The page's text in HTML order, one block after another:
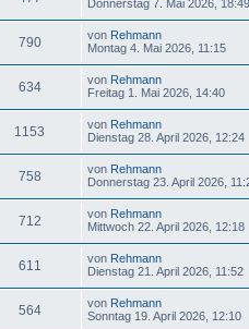
Donnerstag 7. Mai 2026, 18:49
790 von Rehmann
Montag 4. Mai 2026, 11:15
634 von Rehmann
Freitag 1. Mai 2026, 14:40
1153 von Rehmann
Dienstag 28. April 2026, 12:24
758 von Rehmann
Donnerstag 23. April 2026,
712 von Rehmann
Mittwoch 22. April 2026, 12:18
611 von Rehmann
Dienstag 21. April 2026, 11:52
564 von Rehmann
Sonntag 19. April 2026, 12:10